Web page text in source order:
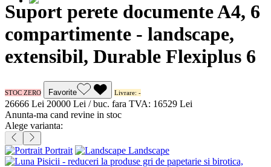
Suport perete documente A4, 6
compartimente - landscape,
extensibil, Durable Flexiplus 6
STOC ZERO Favorite Livrare: -
26666 Lei 20000 Lei / buc. fara TVA: 16529 Lei
Anunta-ma cand revine in stoc
Alege varianta:
Portrait Landscape